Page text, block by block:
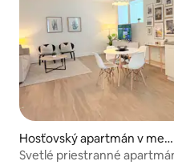
Hosťovský apartmán v mes
te Coquitlam
Svetlé priestranné